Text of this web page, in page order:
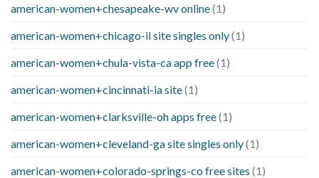
american-women+chesapeake-wv online(1)
american-women+chicago-il site singles only(1)
american-women+chula-vista-ca app free(1)
american-women+cincinnati-ia site(1)
american-women+clarksville-oh apps free(1)
american-women+cleveland-ga site singles only(1)
american-women+colorado-springs-co free sites (1)